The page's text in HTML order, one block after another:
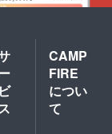
ビ
CAMP
FIRE
につい
て